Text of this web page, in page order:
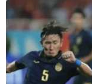
#Liên quân Hàn
#Biên giới liên Triều